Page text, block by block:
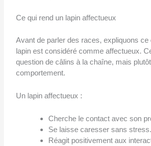
Ce qui rend un lapin affectueux
Avant de parler des races, expliquons ce
lapin est considéré comme affectueux.
question de câlins à la chaîne, mais
comportement.
Un lapin affectueux :
Cherche le contact avec son
Se laisse caresser sans stress.
Réagit positivement aux